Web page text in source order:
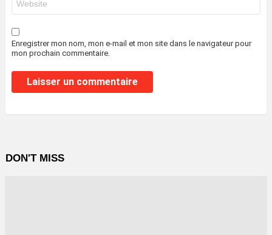
web
Enregistrer mon nom, mon e-mail et mon site dans le navigateur pour
mon prochain commentaire.
DON'T MISS